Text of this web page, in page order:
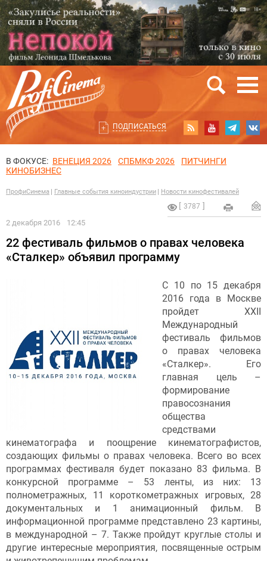
ПОДПИСАТЬСЯ
В ФОКУСЕ: ВЕНЕЦИЯ 2026 СПБМКФ 2026
ПИТЧИНГИ
КИНОБИЗНЕС
ПрофиСинема Главные события киноиндустрии Новости кинофестивалей
3787
2 декабря 2016 12:45
22 фестиваль фильмов о правах человека
«Сталкер» объявил программу
С 10 по 15 декабря
2016 года в Москве
пройдет XXII
Международный
фестиваль фильмов
о правах человека
«Сталкер». Его
главная цель –
формирование
правосознания
общества
средствами
кинематографа и поощрение кинематографистов,
создающих фильмы о правах человека. Всего во всех
программах фестиваля будет показано 83 фильма. В
конкурсной программе – 53 ленты, из них: 13
полнометражных, 11 короткометражных игровых, 28
документальных и 1 анимационный фильм. В
информационной программе представлено 23 картины,
в международной – 7. Также пройдут круглые столы и
другие интересные мероприятия, посвященные острым